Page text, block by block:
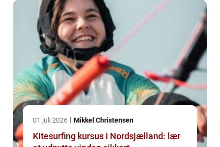
01 juli 2026 Mikkel Christensen
Kitesurfing kursus i Nordsjælland: lær